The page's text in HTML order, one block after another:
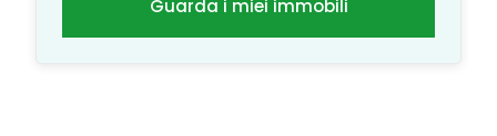
Guarda i miei immobili